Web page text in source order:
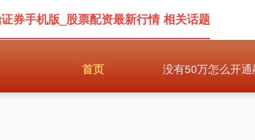
首页 没有50万怎么开
券手机版_股票配资最新行情 相关话题